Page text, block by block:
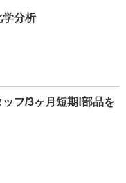
学分析
フ/3ヶ月短期!部品を